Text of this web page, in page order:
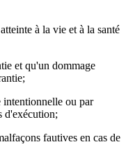
à la vie et à la santé
et qu'un dommage
intentionnelle ou par
d'exécution;
fautives en cas de